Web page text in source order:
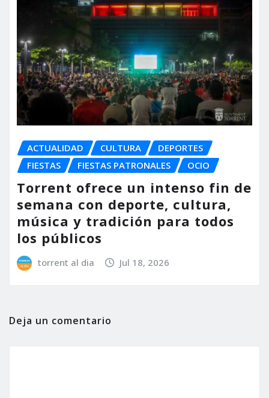
ACTUALIDAD CULTURA
DEPORTES
FIESTAS
FIESTAS PATRONALES OCIO
Torrent ofrece un intenso fin de
semana con deporte, cultura,
música y tradición para todos
los públicos
torrent al dia Jul 18, 2026
Deja un comentario